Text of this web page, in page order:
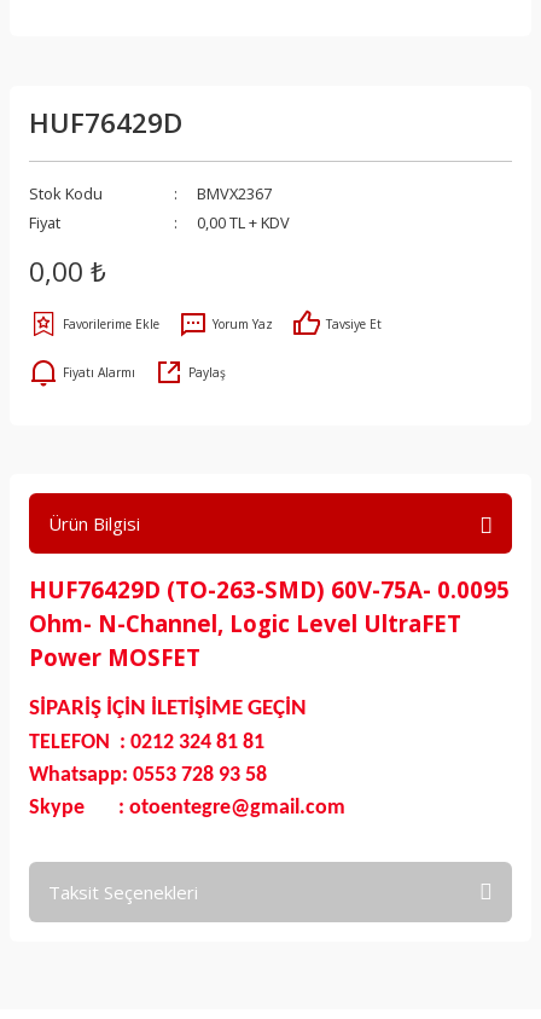
HUF76429D
Stok Kodu
BMVX2367
Fiyat
0,00 TL + KDV
0,00 ₺
Yorum Yaz Tavsiye Et
Fiyatı Alarmı Paylaş
Ürün Bilgisi
HUF76429D (TO-263-SMD) 60V-75A- 0.0095
Ohm- N-Channel, Logic Level UltraFET
Power MOSFET
SİPARİŞ İÇİN İLETİŞİME GEÇİN
TELEFON : 0212 324 81 81
Whatsapp: 0553 728 93 58
Skype : otoentegre@gmail.com
Taksit Seçenekleri